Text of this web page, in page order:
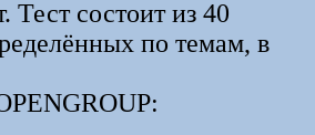
Тест состоит из 40
по темам, в